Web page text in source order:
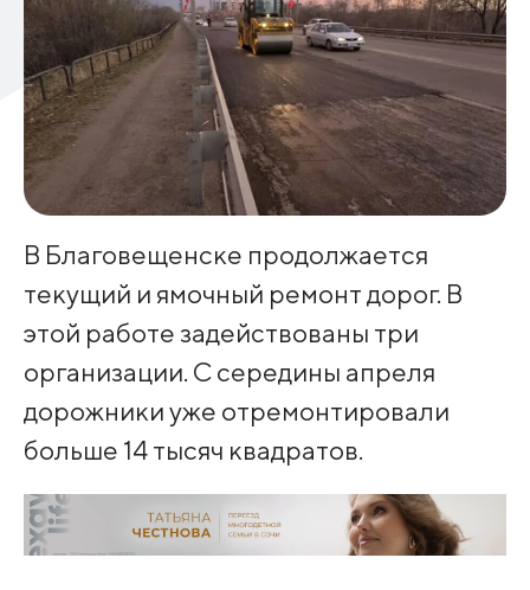
В Благовещенске продолжается
текущий и ямочный ремонт дорог. В
этой работе задействованы три
организации. С середины апреля
дорожники уже отремонтировали
больше 14 тысяч квадратов.